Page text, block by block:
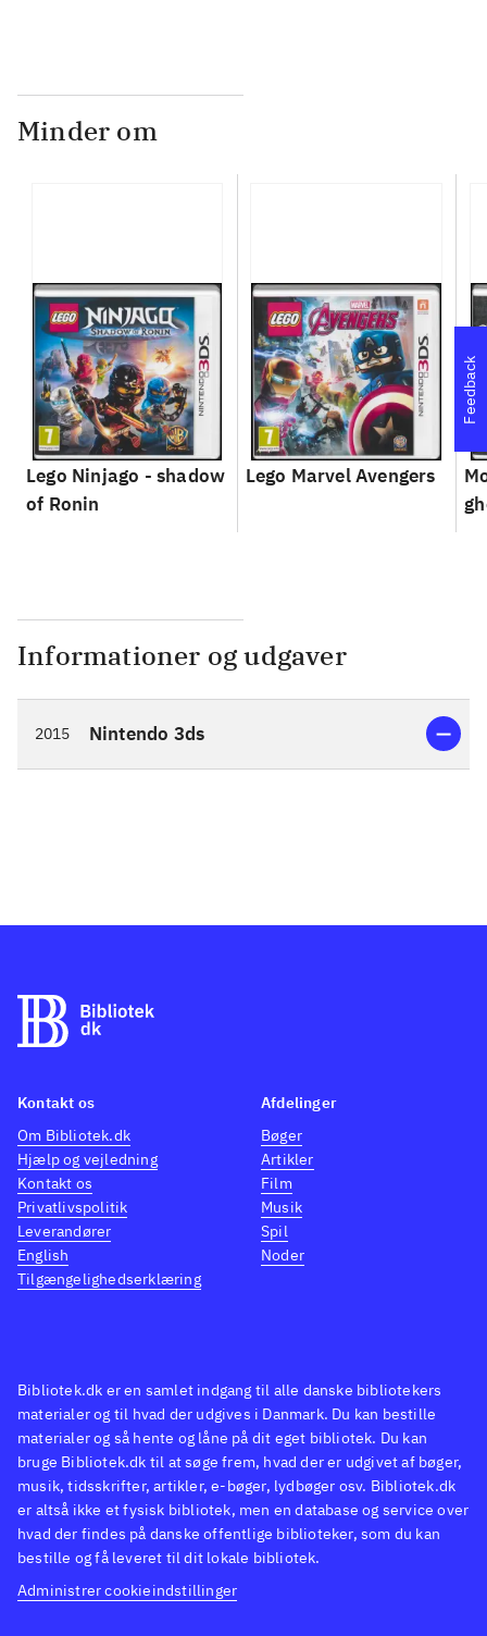
Minder om
Lego Ninjago - shadow
of Ronin
Lego Marvel Avengers
Informationer og udgaver
2015 Nintendo 3ds
Feedback
Bibliotek.dk er en samlet indgang til alle danske bibliotekers
materialer og til hvad der udgives i Danmark. Du kan bestille
materialer og så hente og låne på dit eget bibliotek. Du kan
bruge Bibliotek.dk til at søge frem, hvad der er udgivet af bøger,
musik, tidsskrifter, artikler, e-bøger, lydbøger osv. Bibliotek.dk
er altså ikke et fysisk bibliotek, men en database og service over
hvad der findes på danske offentlige biblioteker, som du kan
bestille og få leveret til dit lokale bibliotek.
Administrer cookieindstillinger
Kontakt os
Om Bibliotek.dk
Hjælp og vejledning
Kontakt os
Privatlivspolitik
Leverandører
English
Tilgængelighedserklæring
Afdelinger
Bøger
Artikler
Film
Musik
Spil
Noder